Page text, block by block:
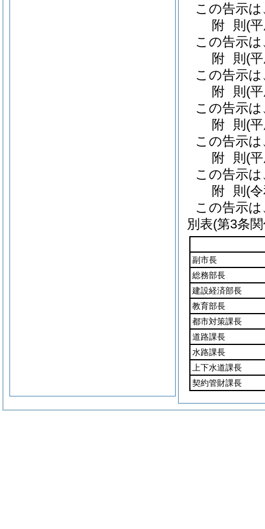
この告示
附 則 (
この告示
附 則 (
この告示
附 則 (
この告示
附 則 (
この告示
附 則 (
この告示
附 則 (
この告示
別表(第3条
副市長
総務部長
建設経済部長
教育部長
都市対策課長
道路課長
水路課長
上下水道課長
契約管財課長